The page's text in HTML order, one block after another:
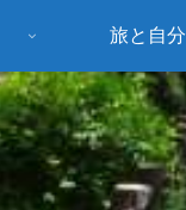
旅と自分